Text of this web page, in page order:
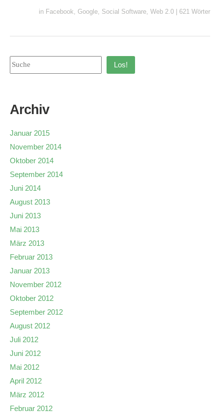
in Facebook Google Social Software Web 2.0 621 Wörter
Los!
Archiv
Januar 2015
November 2014
Oktober 2014
September 2014
Juni 2014
August 2013
Juni 2013
Mai 2013
März 2013
Februar 2013
Januar 2013
November 2012
Oktober 2012
September 2012
August 2012
Juli 2012
Juni 2012
Mai 2012
April 2012
März 2012
Februar 2012